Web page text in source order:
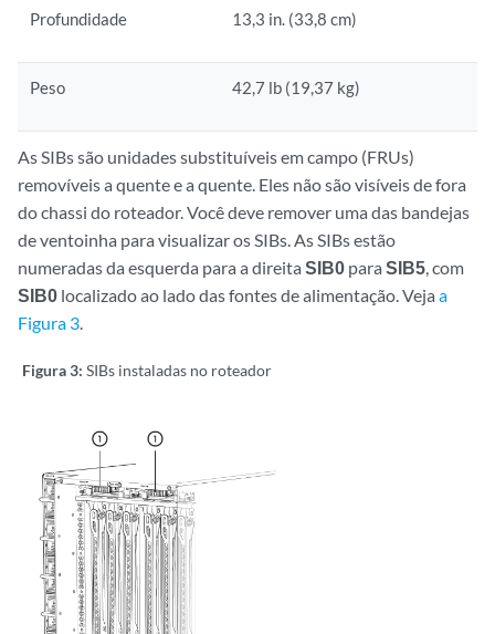
Profundidade 13,3 in. (33,8 cm)
Peso 42,7 lb (19,37 kg)
As SIBs são unidades substituíveis em campo (FRUs)
removíveis a quente e a quente. Eles não são visíveis de fora
do chassi do roteador. Você deve remover uma das bandejas
de ventoinha para visualizar os SIBs. As SIBs estão
numeradas da esquerda para a direita SIB0 para SIB5, com
SIB0 localizado ao lado das fontes de alimentação. Veja a
Figura 3.
Figura 3: SIBs instaladas no roteador